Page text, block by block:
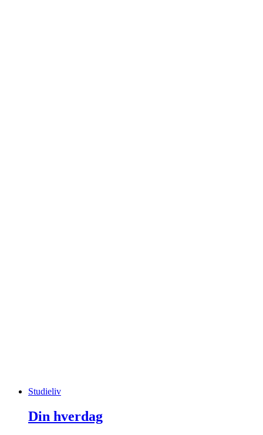
Studieliv
Din hverdag